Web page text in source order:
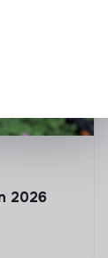
2026